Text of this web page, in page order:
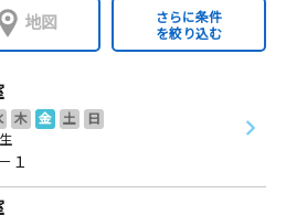
地図
さらに条件
を絞り込む
木 金 土
日
１